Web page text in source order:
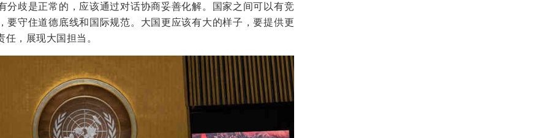
分歧是正常的，应该通过对话协商妥善化解。国家之间可以有竞
要守住道德底线和国际规范。大国更应该有大的样子，要提供更
，展现大国担当。